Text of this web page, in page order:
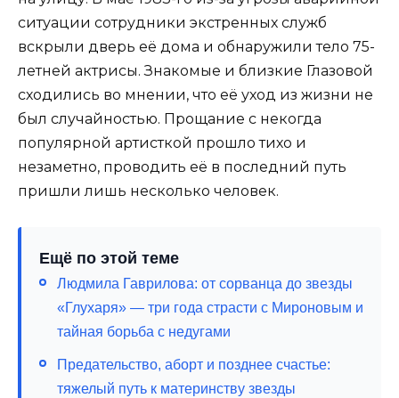
ситуации сотрудники экстренных служб
вскрыли дверь её дома и обнаружили тело 75-
летней актрисы. Знакомые и близкие Глазовой
сходились во мнении, что её уход из жизни не
был случайностью. Прощание с некогда
популярной артисткой прошло тихо и
незаметно, проводить её в последний путь
пришли лишь несколько человек.
Ещё по этой теме
Людмила Гаврилова: от сорванца до звезды
«Глухаря» — три года страсти с Мироновым и
тайная борьба с недугами
Предательство, аборт и позднее счастье:
тяжелый путь к материнству звезды